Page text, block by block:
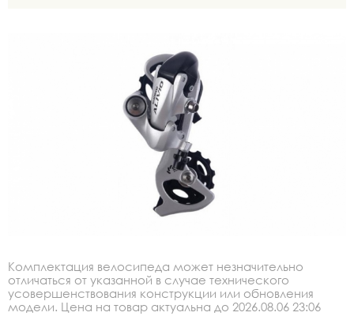
Комплектация велосипеда может незначительно
отличаться от указанной в случае технического
усовершенствования конструкции или обновления
модели. Цена на товар актуальна до 2026.08.06 23:06